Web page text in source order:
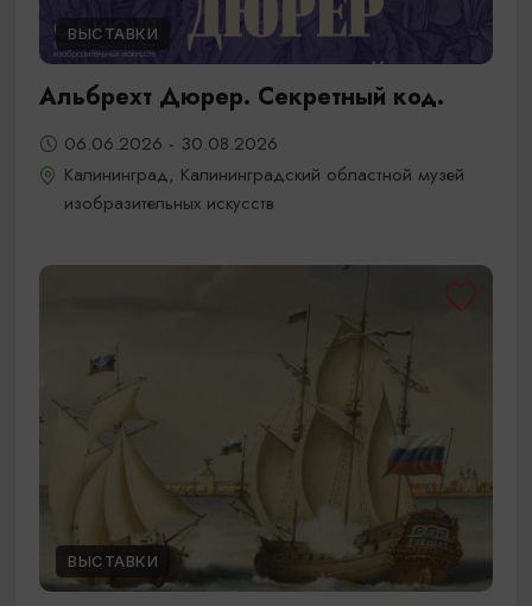
ВЫСТАВКИ
Альбрехт Дюрер. Секретный код.
06.06.2026 - 30.08.2026
Калининград, Калининградский областной музей
изобразительных искусств
ВЫСТАВКИ